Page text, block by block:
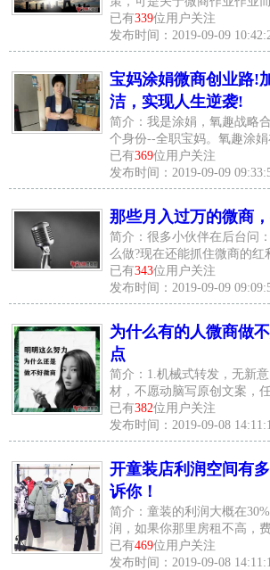
已有339位用户关注
发布时间：2019-09-09
宝妈涂娟微商创业路!
洁，实现人生逆袭!
简介：我是涂娟，氧趣战略
个身份--全职宝妈。氧趣涂娟
已有369位用户关注
发布时间：2019-09-09
那些月入过万的微商
简介：很多小伙伴在后台问
么做?现在还能抓住微商的红
已有343位用户关注
发布时间：2019-09-09
为什么有的人微商做
点
简介：1.机械式转发，无新
材，不愿动脑写原创文案，
已有382位用户关注
发布时间：2019-09-08
开童装店利润空间有
诉你！
简介：童装的利润大概在
润，如果你那里房租不高，
已有469位用户关注
发布时间：2019-09-08